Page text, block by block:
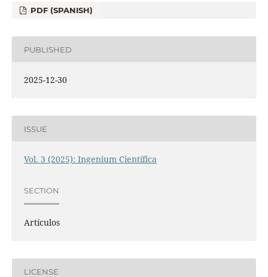
PDF (SPANISH)
PUBLISHED
2025-12-30
ISSUE
Vol. 3 (2025): Ingenium Científica
SECTION
Artículos
LICENSE